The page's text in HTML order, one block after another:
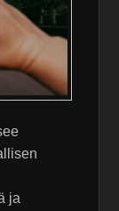
ja